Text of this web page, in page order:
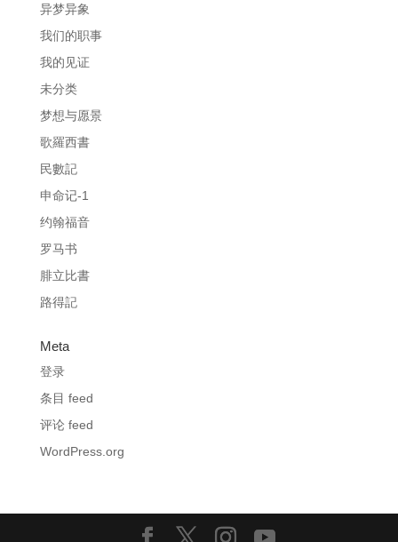
异梦异象
我们的职事
我的见证
未分类
梦想与愿景
歌羅西書
民數記
申命记-1
约翰福音
罗马书
腓立比書
路得記
Meta
登录
条目 feed
评论 feed
WordPress.org